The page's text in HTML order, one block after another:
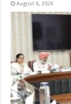
August 6, 2026